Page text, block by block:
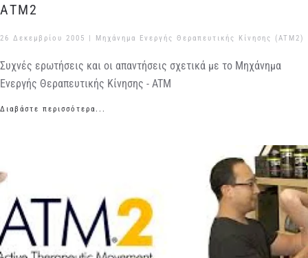
ΑΤΜ2
26 Δεκεμβρίου 2005 | Μηχάνημα Ενεργής Θεραπευτικής Κίνησης (ATM2)
Συχνές ερωτήσεις και οι απαντήσεις σχετικά με το Μηχάνημα
Ενεργής Θεραπευτικής Κίνησης - ATM
Διαβάστε περισσότερα...